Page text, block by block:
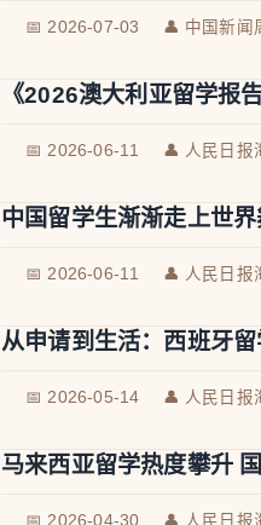
📅 2026-07-03 👤 中国新闻
《2026澳大利亚留学
📅 2026-06-11 👤 人民日报
中国留学生渐渐走上世
📅 2026-06-11 👤 人民日报
从申请到生活：西班牙
📅 2026-05-14 👤 人民日报
马来西亚留学热度攀升
📅 2026-04-30 👤 人民日报